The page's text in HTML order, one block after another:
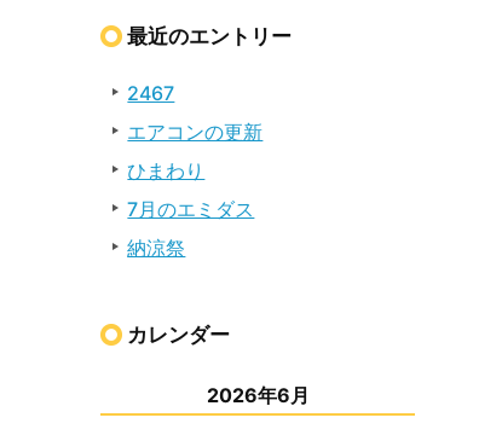
最近のエントリー
2467
エアコンの更新
ひまわり
7月のエミダス
納涼祭
カレンダー
2026年6月